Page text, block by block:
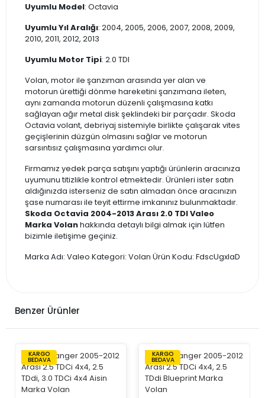
Uyumlu Model: Octavia
Uyumlu Yıl Aralığı: 2004, 2005, 2006, 2007, 2008, 2009,
2010, 2011, 2012, 2013
Uyumlu Motor Tipi: 2.0 TDI
Volan, motor ile şanzıman arasında yer alan ve
motorun ürettiği dönme hareketini şanzımana ileten,
aynı zamanda motorun düzenli çalışmasına katkı
sağlayan ağır metal disk şeklindeki bir parçadır. Skoda
Octavia volant, debriyaj sistemiyle birlikte çalışarak vites
geçişlerinin düzgün olmasını sağlar ve motorun
sarsıntısız çalışmasına yardımcı olur.
Firmamız yedek parça satışını yaptığı ürünlerin aracınıza
uyumunu titizlikle kontrol etmektedir. Ürünleri ister satın
aldığınızda isterseniz de satın almadan önce aracınızın
şase numarası ile teyit ettirme imkanınız bulunmaktadır.
Skoda Octavia 2004-2013 Arası 2.0 TDI Valeo
Marka Volanhakkında detaylı bilgi almak için lütfen
bizimle iletişime geçiniz.
Marka Adı: Valeo Kategori: Volan Ürün Kodu: FdscUgxIaD
Benzer Ürünler
KARGO
BEDAVA
KARGO
BEDAVA